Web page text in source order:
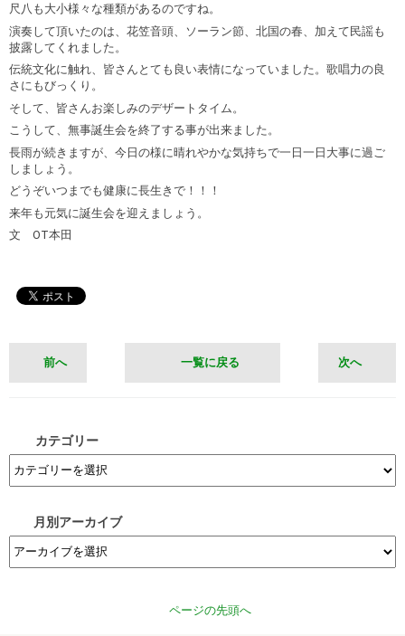
尺八も大小様々な種類があるのですね。
演奏して頂いたのは、花笠音頭、ソーラン節、北国の春、加えて民謡も
披露してくれました。
伝統文化に触れ、皆さんとても良い表情になっていました。歌唱力の良
さにもびっくり。
そして、皆さんお楽しみのデザートタイム。
こうして、無事誕生会を終了する事が出来ました。
長雨が続きますが、今日の様に晴れやかな気持ちで一日一日大事に過ご
しましょう。
どうぞいつまでも健康に長生きで！！！
来年も元気に誕生会を迎えましょう。
文 OT本田
前へ 次へ
一覧に戻る
カテゴリー
月別アーカイブ
ページの先頭へ